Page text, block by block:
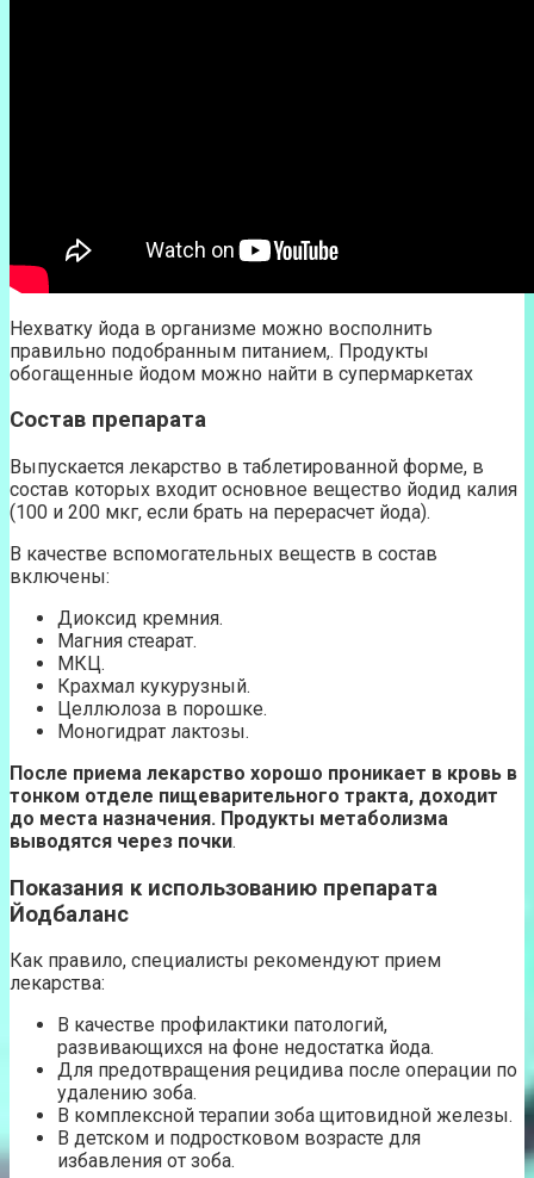
Нехватку йода в организме можно восполнить
правильно подобранным питанием,. Продукты
обогащенные йодом можно найти в супермаркетах
Состав препарата
Выпускается лекарство в таблетированной форме, в
состав которых входит основное вещество йодид калия
(100 и 200 мкг, если брать на перерасчет йода).
В качестве вспомогательных веществ в состав
включены:
Диоксид кремния.
Магния стеарат.
МКЦ.
Крахмал кукурузный.
Целлюлоза в порошке.
Моногидрат лактозы.
После приема лекарство хорошо проникает в кровь в
тонком отделе пищеварительного тракта, доходит
до места назначения. Продукты метаболизма
выводятся через почки.
Показания к использованию препарата
Йодбаланс
Как правило, специалисты рекомендуют прием
лекарства:
В качестве профилактики патологий,
развивающихся на фоне недостатка йода.
Для предотвращения рецидива после операции по
удалению зоба.
В комплексной терапии зоба щитовидной железы.
В детском и подростковом возрасте для
избавления от зоба.